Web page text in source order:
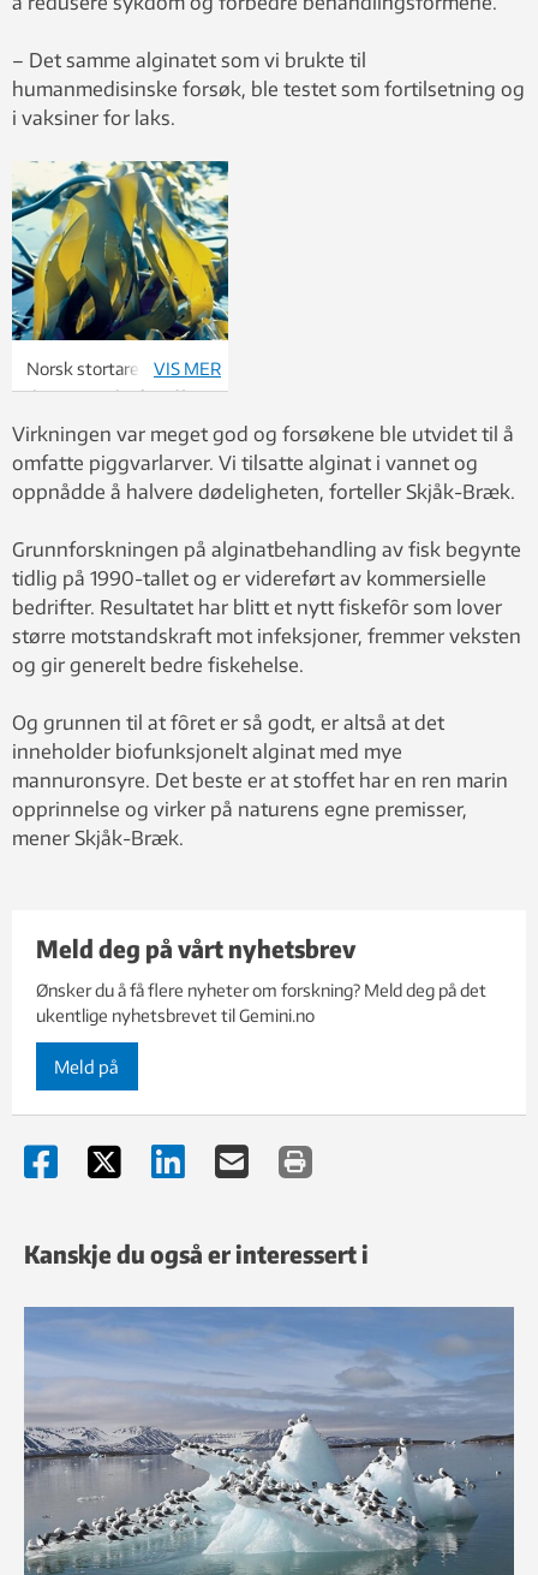
– Det samme alginatet som vi brukte til
humanmedisinske forsøk, ble testet som fortilsetning og
i vaksiner for laks.
Norsk stortare er det
dominerende råstoffet i
norsk alginatproduksjon.
Foto: Inst. for
bioteknologi/Mentz
VIS MER
Virkningen var meget god og forsøkene ble utvidet til å
omfatte piggvarlarver. Vi tilsatte alginat i vannet og
oppnådde å halvere dødeligheten, forteller Skjåk-Bræk.
Grunnforskningen på alginatbehandling av fisk begynte
tidlig på 1990-tallet og er videreført av kommersielle
bedrifter. Resultatet har blitt et nytt fiskefôr som lover
større motstandskraft mot infeksjoner, fremmer veksten
og gir generelt bedre fiskehelse.
Og grunnen til at fôret er så godt, er altså at det
inneholder biofunksjonelt alginat med mye
mannuronsyre. Det beste er at stoffet har en ren marin
opprinnelse og virker på naturens egne premisser,
mener Skjåk-Bræk.
Meld deg på vårt nyhetsbrev
Ønsker du å få flere nyheter om forskning? Meld deg på det
ukentlige nyhetsbrevet til Gemini.no
Meld på
Kanskje du også er interessert i